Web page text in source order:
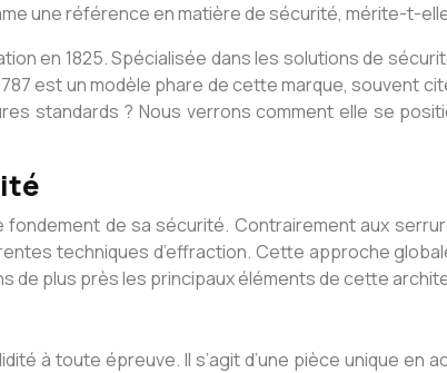
une référence en matière de sécurité, mérite-t-
en 1825. Spécialisée dans les solutions de
est un modèle phare de cette marque, souvent
standards ? Nous verrons comment elle se
de sa sécurité. Contrairement aux
techniques d’effraction. Cette approche
de plus près les principaux éléments de cette
à toute épreuve. Il s’agit d’une pièce unique en